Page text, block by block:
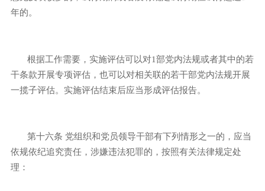
年的。
根据工作需要，实施评估可以对1部党内法规或者其中的若
干条款开展专项评估，也可以对相关联的若干部党内法规开展
一揽子评估。实施评估结束后应当形成评估报告。
第十六条 党组织和党员领导干部有下列情形之一的，应当
依规依纪追究责任，涉嫌违法犯罪的，按照有关法律规定处
理：